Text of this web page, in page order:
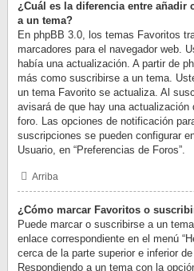
¿Cuál es la diferencia entre
a un tema?
En phpBB 3.0, los temas Favoritos
marcadores para el navegador web.
había una actualización. A partir de
más como suscribirse a un tema.
un tema Favorito se actualiza. Al
avisará de que hay una
foro. Las opciones de notificación
suscripciones se pueden configurar
Usuario, en “Preferencias de Foros”.
Arriba
¿Cómo marcar Favoritos o
Puede marcar o suscribirse a un
enlace correspondiente en el menú
cerca de la parte superior e inferior
Respondiendo a un tema con la